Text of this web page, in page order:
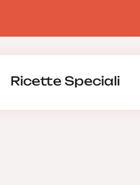
Ricette Speciali